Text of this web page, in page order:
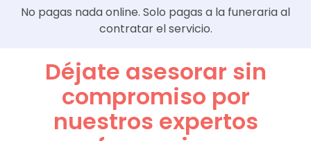
No pagas nada online. Solo pagas a la funeraria al
contratar el servicio.
Déjate asesorar sin
compromiso por
nuestros expertos